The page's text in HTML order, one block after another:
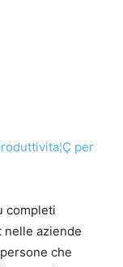
completi
nelle aziende
che